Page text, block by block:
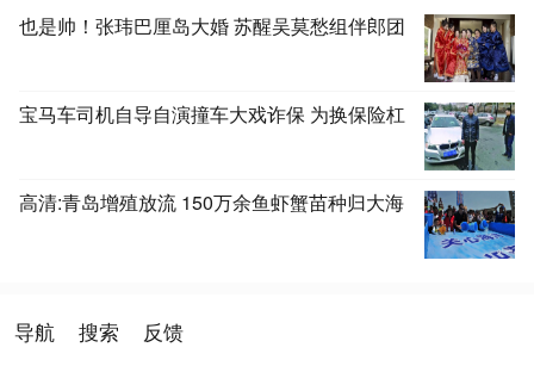
也是帅！张玮巴厘岛大婚 苏醒吴莫愁组伴郎团
宝马车司机自导自演撞车大戏诈保 为换保险杠
高清:青岛增殖放流 150万余鱼虾蟹苗种归大海
导航 搜索 反馈